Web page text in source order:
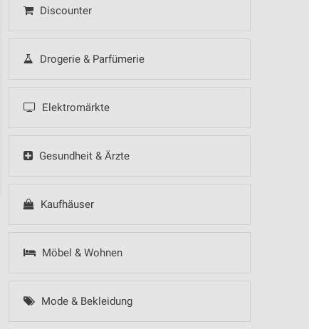
Discounter
Drogerie & Parfümerie
Elektromärkte
Gesundheit & Ärzte
Kaufhäuser
Möbel & Wohnen
Mode & Bekleidung